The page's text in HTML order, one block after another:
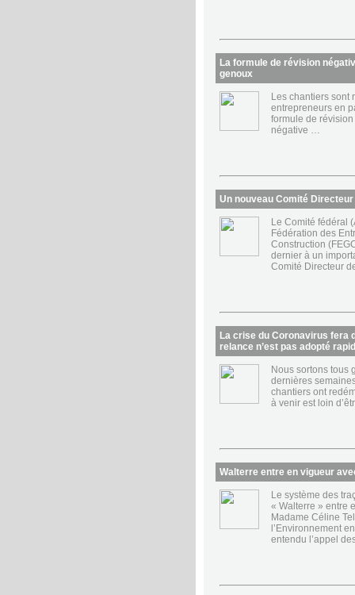
La formule de révision
genoux
Les chantiers sont
entrepreneurs en
formule de
négative …
Un nouveau Comité Directeur
Le Comité fédéral
Fédération des
Construction
dernier à un
Comité Directeur
La crise du Coronavirus fera
relance n’est pas adopté
Nous sortons tous
dernières
chantiers ont
à venir est loin
Walterre entre en vigueur
Le système des
« Walterre » entre
Madame Céline
l’Environnement
entendu l’appel